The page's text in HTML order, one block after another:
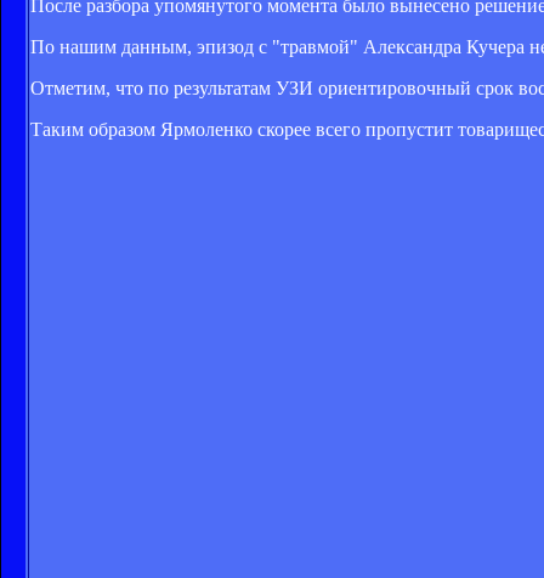
После разбора упомянутого момента было вынесено
По нашим данным, эпизод с "травмой" Александра Кучера
Отметим, что по результатам УЗИ ориентировочный срок
Таким образом Ярмоленко скорее всего пропустит